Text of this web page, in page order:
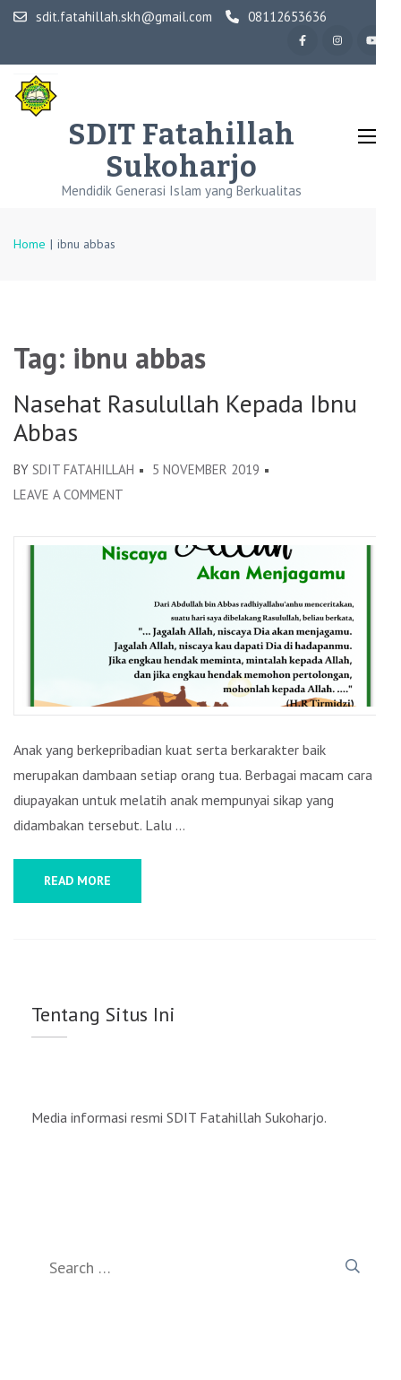
Skip
content
(Press
Enter)
sdit.fatahillah.skh@gmail.com 08112653636
SDIT Fatahillah
Sukoharjo
Mendidik Generasi Islam yang Berkualitas
Home | ibnu abbas
Tag: ibnu abbas
Nasehat Rasulullah Kepada Ibnu
Abbas
BY SDIT FATAHILLAH
5 NOVEMBER 2019
LEAVE A COMMENT
RASULULLAH
Anak yang berkepribadian kuat serta berkarakter baik
merupakan dambaan setiap orang tua. Berbagai macam cara
diupayakan untuk melatih anak mempunyai sikap yang
didambakan tersebut. Lalu …
READ MORE
Tentang Situs Ini
Media informasi resmi SDIT Fatahillah Sukoharjo.